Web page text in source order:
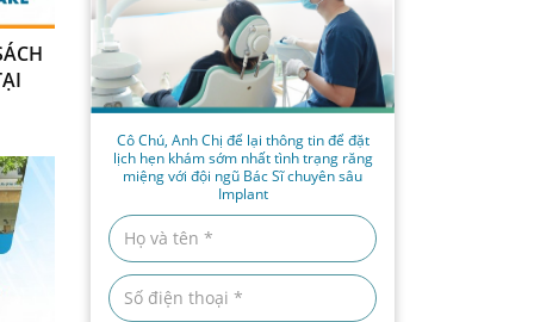
Cô Chú, Anh Chị để lại thông tin để đặt
lịch hẹn khám sớm nhất tình trạng răng
miệng với đội ngũ Bác Sĩ chuyên sâu
Implant